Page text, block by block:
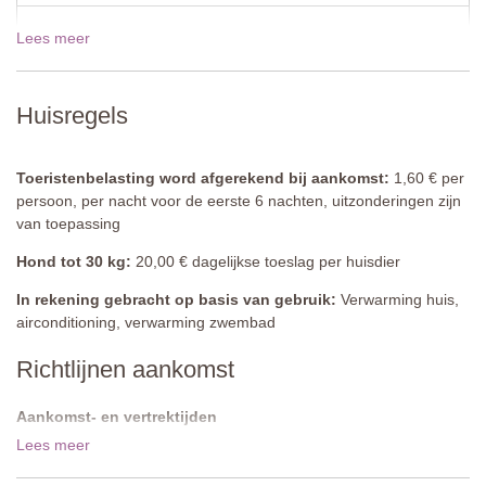
Volledig uitgerust, gaskookplaat, koelkast met vriezer, tafel,
stoelen, bruiswaterdispenser, bijzettafel, openslaande deuren
Suite
Slaapkamer 1
aparte bedden), nachtkastjes, commode, kledingkast,
airconditioning.
En-suite badkamer
Eerste verdieping
Overloop / Studio
19 dec - 02 jan 2027
Toon prijzen voor 2027
Lees meer
Huisregels
Toeristenbelasting word afgerekend bij aankomst: 1,60 € per
persoon, per nacht voor de eerste 6 nachten, uitzonderingen zijn
van toepassing
Hond tot 30 kg: 20,00 € dagelijkse toeslag per huisdier
In rekening gebracht op basis van gebruik: Verwarming huis,
airconditioning, verwarming zwembad
Richtlijnen aankomst
Aankomst- en vertrektijden
De aankomsttijd is tussen 16:00 - 19:00 uur. De vertrektijd is vóór
Lees meer